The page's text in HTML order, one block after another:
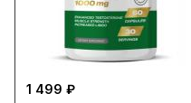
1 499 ₽